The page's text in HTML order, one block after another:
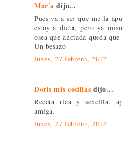
María dijo...
Pues va a ser que me la
estoy a dieta, pero ya
osea que anotada queda
Un besazo
lunes, 27 febrero, 2012
Doris mis cosillas dijo...
Receta rica y sencilla,
amiga.
lunes, 27 febrero, 2012